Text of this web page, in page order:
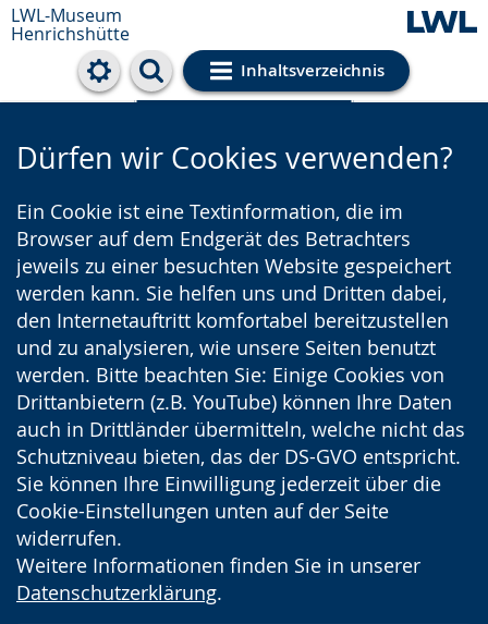
LWL-Museum
Henrichshütte
Inhaltsverzeichnis
Cookie-Einstellungen
Dürfen wir Cookies verwenden?
Ein Cookie ist eine Textinformation, die im
Browser auf dem Endgerät des Betrachters
jeweils zu einer besuchten Website gespeichert
werden kann. Sie helfen uns und Dritten dabei,
den Internetauftritt komfortabel bereitzustellen
und zu analysieren, wie unsere Seiten benutzt
werden. Bitte beachten Sie: Einige Cookies von
Drittanbietern (z.B. YouTube) können Ihre Daten
auch in Drittländer übermitteln, welche nicht das
Schutzniveau bieten, das der DS-GVO entspricht.
Sie können Ihre Einwilligung jederzeit über die
Cookie-Einstellungen unten auf der Seite
widerrufen.
Weitere Informationen finden Sie in unserer
Datenschutzerklärung.